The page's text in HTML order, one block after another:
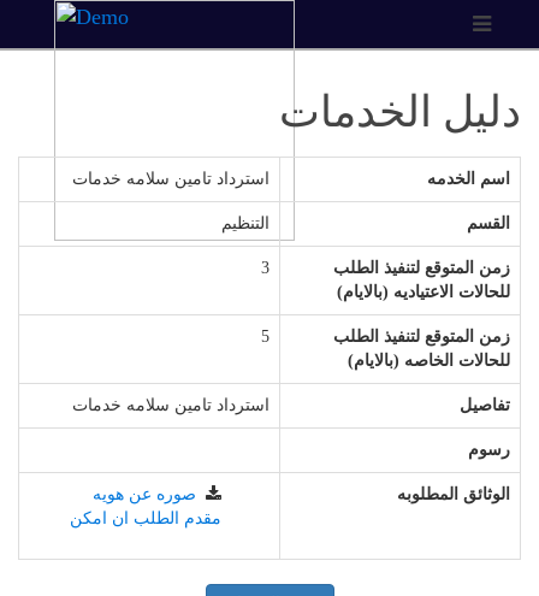
دليل الخدمات
اسم الخدمه استرداد تامين سلامه خدمات
القسم التنظيم
زمن المتوقع لتنفيذ الطلب
للحالات الاعتياديه (بالايام)
3
زمن المتوقع لتنفيذ الطلب
للحالات الخاصه (بالايام)
5
تفاصيل استرداد تامين سلامه خدمات
رسوم
الوثائق المطلوبه
صوره عن هويه
مقدم الطلب ان امكن